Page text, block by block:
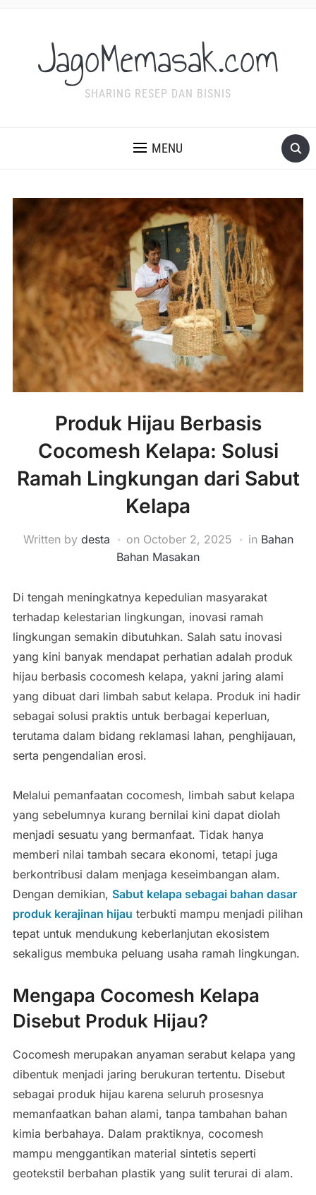
JagoMemasak.com
SHARING RESEP DAN BISNIS
MENU
Produk Hijau Berbasis
Cocomesh Kelapa: Solusi
Ramah Lingkungan dari Sabut
Kelapa
Written by desta on October 2, 2025 in Bahan
Bahan Masakan
Di tengah meningkatnya kepedulian masyarakat
terhadap kelestarian lingkungan, inovasi ramah
lingkungan semakin dibutuhkan. Salah satu inovasi
yang kini banyak mendapat perhatian adalah produk
hijau berbasis cocomesh kelapa, yakni jaring alami
yang dibuat dari limbah sabut kelapa. Produk ini hadir
sebagai solusi praktis untuk berbagai keperluan,
terutama dalam bidang reklamasi lahan, penghijauan,
serta pengendalian erosi.
Melalui pemanfaatan cocomesh, limbah sabut kelapa
yang sebelumnya kurang bernilai kini dapat diolah
menjadi sesuatu yang bermanfaat. Tidak hanya
memberi nilai tambah secara ekonomi, tetapi juga
berkontribusi dalam menjaga keseimbangan alam.
Dengan demikian, Sabut kelapa sebagai bahan dasar
produk kerajinan hijau terbukti mampu menjadi pilihan
tepat untuk mendukung keberlanjutan ekosistem
sekaligus membuka peluang usaha ramah lingkungan.
Mengapa Cocomesh Kelapa
Disebut Produk Hijau?
Cocomesh merupakan anyaman serabut kelapa yang
dibentuk menjadi jaring berukuran tertentu. Disebut
sebagai produk hijau karena seluruh prosesnya
memanfaatkan bahan alami, tanpa tambahan bahan
kimia berbahaya. Dalam praktiknya, cocomesh
mampu menggantikan material sintetis seperti
geotekstil berbahan plastik yang sulit terurai di alam.